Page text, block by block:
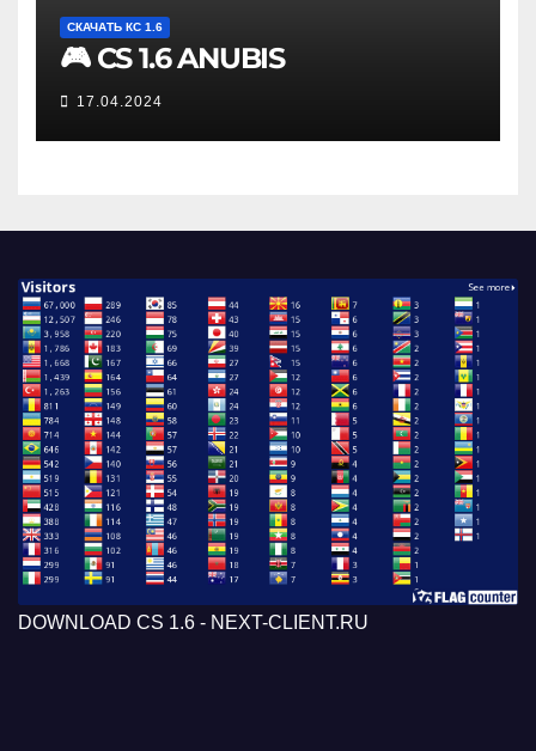
СКАЧАТЬ КС 1.6
🎮 CS 1.6 ANUBIS
17.04.2024
DOWNLOAD CS 1.6 - NEXT-CLIENT.RU